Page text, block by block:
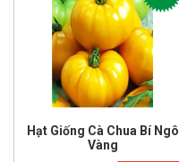
Hạt Giống Cà Chua Bí Ngô
Vàng